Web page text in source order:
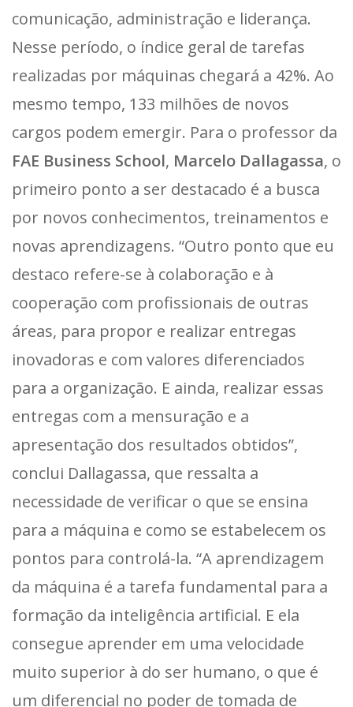
comunicação, administração e liderança.
Nesse período, o índice geral de tarefas
realizadas por máquinas chegará a 42%. Ao
mesmo tempo, 133 milhões de novos
cargos podem emergir. Para o professor da
FAE Business School, Marcelo Dallagassa, o
primeiro ponto a ser destacado é a busca
por novos conhecimentos, treinamentos e
novas aprendizagens. “Outro ponto que eu
destaco refere-se à colaboração e à
cooperação com profissionais de outras
áreas, para propor e realizar entregas
inovadoras e com valores diferenciados
para a organização. E ainda, realizar essas
entregas com a mensuração e a
apresentação dos resultados obtidos”,
conclui Dallagassa, que ressalta a
necessidade de verificar o que se ensina
para a máquina e como se estabelecem os
pontos para controlá-la. “A aprendizagem
da máquina é a tarefa fundamental para a
formação da inteligência artificial. E ela
consegue aprender em uma velocidade
muito superior à do ser humano, o que é
um diferencial no poder de tomada de